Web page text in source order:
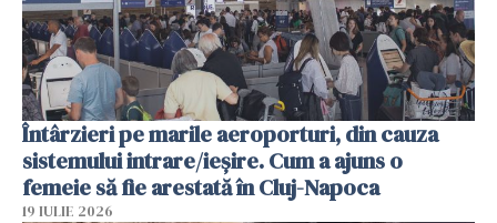
Întârzieri pe marile aeroporturi, din cauza
sistemului intrare/ieșire. Cum a ajuns o
femeie să fie arestată în Cluj-Napoca
19 IULIE 2026